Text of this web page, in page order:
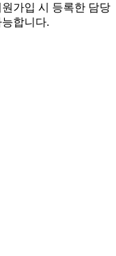
원가입 시 등록한 담당
합니다.